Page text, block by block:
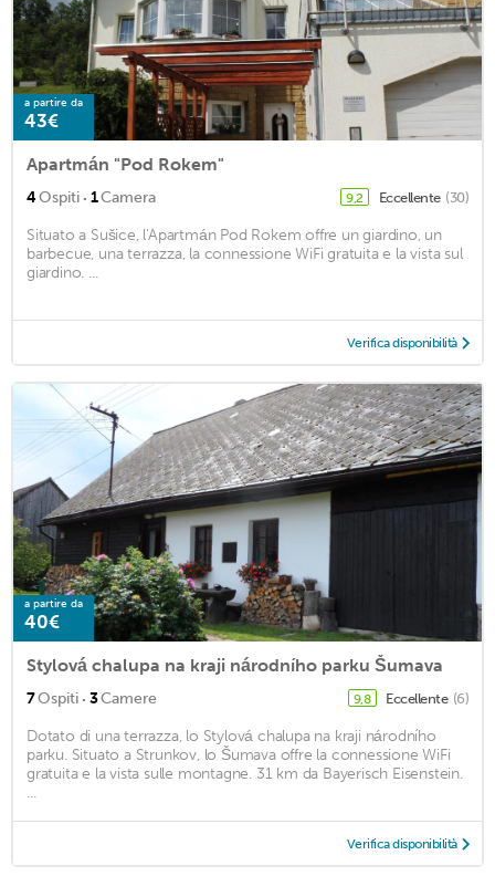
a partire da
43€
Apartmán "Pod Rokem"
4Ospiti · 1Camera 9,2 Eccellente (30)
Situato a Sušice, l'Apartmán Pod Rokem offre un giardino, un
barbecue, una terrazza, la connessione WiFi gratuita e la vista sul
giardino. ...
Verifica disponibilità
a partire da
40€
Stylová chalupa na kraji národního parku Šumava
7Ospiti · 3Camere 9,8 Eccellente (6)
Dotato di una terrazza, lo Stylová chalupa na kraji národního
parku. Situato a Strunkov, lo Šumava offre la connessione WiFi
gratuita e la vista sulle montagne. 31 km da Bayerisch Eisenstein.
...
Verifica disponibilità